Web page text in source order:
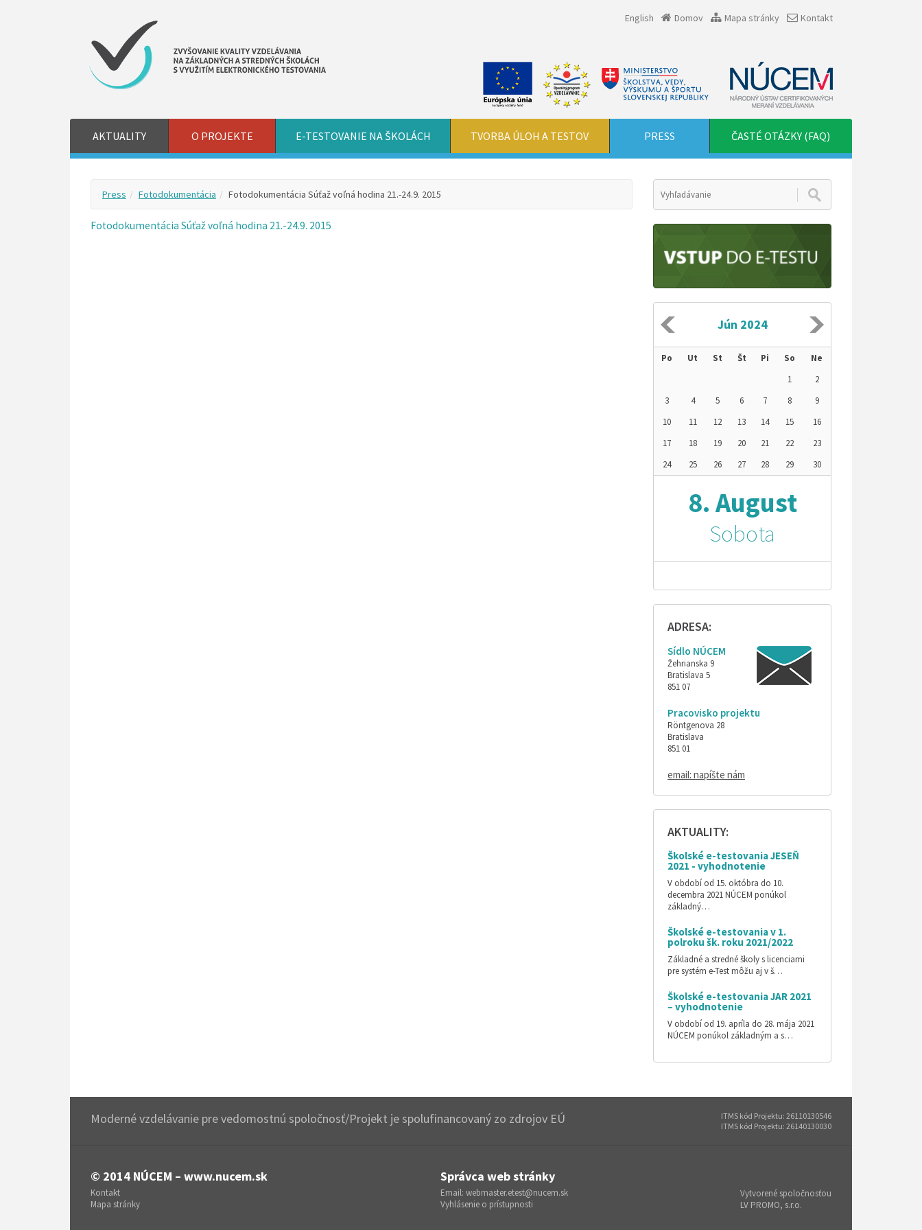
English Domov Mapa stránky Kontakt
AKTUALITY O PROJEKTE E-TESTOVANIE NA ŠKOLÁCH TVORBA ÚLOH A TESTOV PRESS ČASTÉ OTÁZKY (FAQ)
Press Fotodokumentácia Fotodokumentácia Súťaž voľná hodina 21.-24.9. 2015
Fotodokumentácia Súťaž voľná hodina 21.-24.9. 2015
Jún 2024
Po Ut St Št Pi So
Ne
1
2
3
4 5 6 7 8
9
10
11 12 13 14 15
16
17
18 19 20 21 22
23
24
25 26 27 28 29 30
8. August
Sobota
ADRESA:
Sídlo NÚCEM
Žehrianska 9
Bratislava 5
851 07
Pracovisko projektu
Röntgenova 28
Bratislava
851 01
email: napíšte nám
AKTUALITY:
Školské e-testovania JESEŇ
2021 - vyhodnotenie
V období od 15. októbra do 10.
decembra 2021 NÚCEM ponúkol
základný…
Školské e-testovania v 1.
polroku šk. roku 2021/2022
Základné a stredné školy s licenciami
pre systém e-Test môžu aj v š…
Školské e-testovania JAR 2021
– vyhodnotenie
V období od 19. apríla do 28. mája 2021
NÚCEM ponúkol základným a s…
Moderné vzdelávanie pre vedomostnú spoločnosť/Projekt je spolufinancovaný zo zdrojov EÚ
ITMS kód Projektu: 26110130546
ITMS kód Projektu: 26140130030
© 2014 NÚCEM – www.nucem.sk
Kontakt
Mapa stránky
Správca web stránky
Email: webmaster.etest@nucem.sk
Vyhlásenie o prístupnosti
Vytvorené spoločnosťou
LV PROMO, s.r.o.